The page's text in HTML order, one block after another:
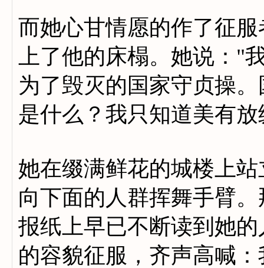
而她心甘情愿的作了征
上了他的床榻。她说："
为了毁灭的国家守贞操。
是什么？我只知道美有
她在缀满鲜花的城楼上
向下面的人群挥舞手臂
报纸上早已不断读到她
的容貌征服，齐声高喊